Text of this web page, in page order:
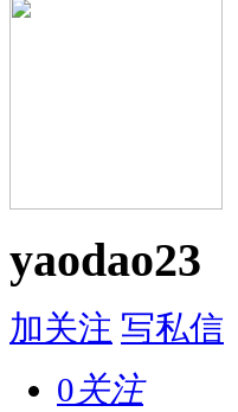
yaodao23
加关注 写私信
0关注